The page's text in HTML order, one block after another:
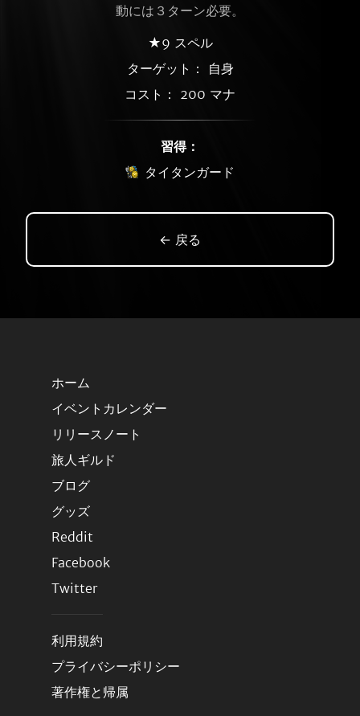
動には３ターン必要。
★9 スペル
ターゲット： 自身
コスト： 200 マナ
習得：
タイタンガード
← 戻る
ホーム
イベントカレンダー
リリースノート
旅人ギルド
ブログ
グッズ
Reddit
Facebook
Twitter
利用規約
プライバシーポリシー
著作権と帰属